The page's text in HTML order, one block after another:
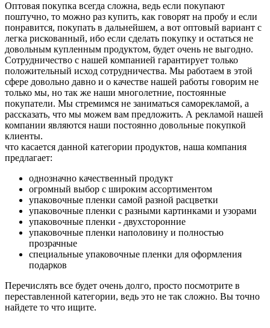
Оптовая покупка всегда сложна, ведь если покупают
поштучно, то можно раз купить, как говорят на пробу и если
понравится, покупать в дальнейшем, а вот оптовый вариант с
легка рискованный, ибо если сделать покупку и остаться не
довольным купленным продуктом, будет очень не выгодно.
Сотрудничество с нашей компанией гарантирует только
положительный исход сотрудничества. Мы работаем в этой
сфере довольно давно и о качестве нашей работы говорим не
только мы, но так же наши многолетние, постоянные
покупатели. Мы стремимся не заниматься саморекламой, а
рассказать, что мы можем вам предложить. А рекламой нашей
компании являются наши постоянно довольные покупкой
клиенты.
что касается данной категории продуктов, наша компания
предлагает:
однозначно качественный продукт
огромный выбор с широким ассортиментом
упаковочные пленки самой разной расцветки
упаковочные пленки с разными картинками и узорами
упаковочные пленки - двухсторонние
упаковочные пленки наполовину и полностью
прозрачные
специальные упаковочные пленки для оформления
подарков
Перечислять все будет очень долго, просто посмотрите в
переставленной категории, ведь это не так сложно. Вы точно
найдете то что ищите.